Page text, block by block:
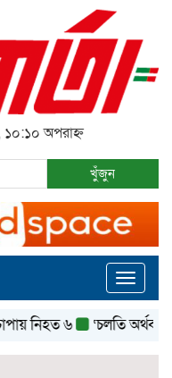
অপরাহ্ন
খুঁজুন
Toggle
৬ ‘চলতি অর্থবছরেই